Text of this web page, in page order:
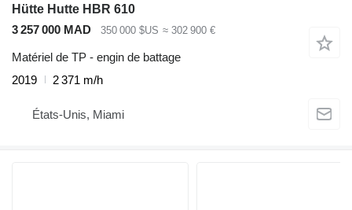
Hütte Hutte HBR 610
3 257 000 MAD
350 000 $US ≈ 302 900 €
Matériel de TP - engin de battage
2019
2 371 m/h
États-Unis, Miami